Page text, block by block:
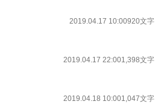
2019.04.17 10:00920文字
2019.04.17 22:001,398文字
2019.04.18 10:001,047文字